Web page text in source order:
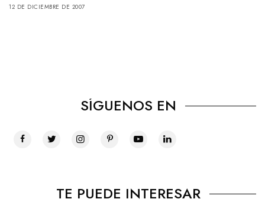
12 DE DICIEMBRE DE 2007
SÍGUENOS EN
TE PUEDE INTERESAR